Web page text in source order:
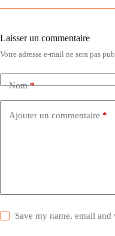
Laisser un commentaire
Votre adresse e-mail ne sera pas
Nom*
Ajouter un commentaire *
Save my name, email